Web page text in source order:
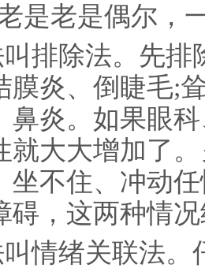
是老是偶尔，
排除法。先
膜炎、倒睫毛;
鼻炎。如果眼
就大大增加了
坐不住、冲动
碍，这两种情
情绪关联法